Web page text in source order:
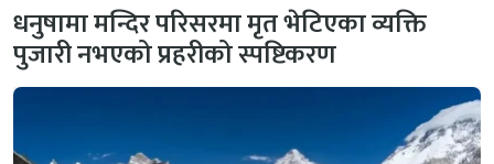
धनुषामा मन्दिर परिसरमा मृत भेटिएका व्यक्ति
पुजारी नभएको प्रहरीको स्पष्टिकरण